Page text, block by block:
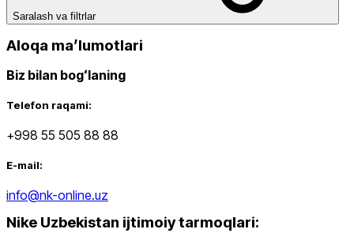
Saralash va filtrlar
Aloqa maʼlumotlari
Biz bilan bogʻlaning
Telefon raqami:
+998 55 505 88 88
E-mail:
info@nk-online.uz
Nike Uzbekistan ijtimoiy tarmoqlari: